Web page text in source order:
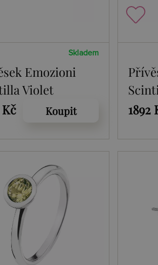
Skladem
Emozioni
Violet
Coin
Kč Koupit 1892